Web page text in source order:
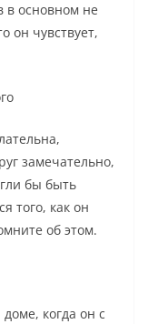
в основном не
он чувствует,
замечательно,
бы быть
того, как он
об этом.
когда он с